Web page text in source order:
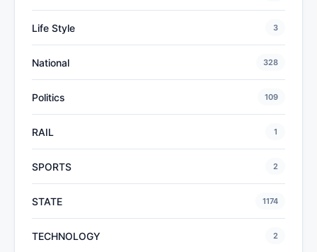
Life Style 3
National 328
Politics 109
RAIL 1
SPORTS 2
STATE 1174
TECHNOLOGY 2